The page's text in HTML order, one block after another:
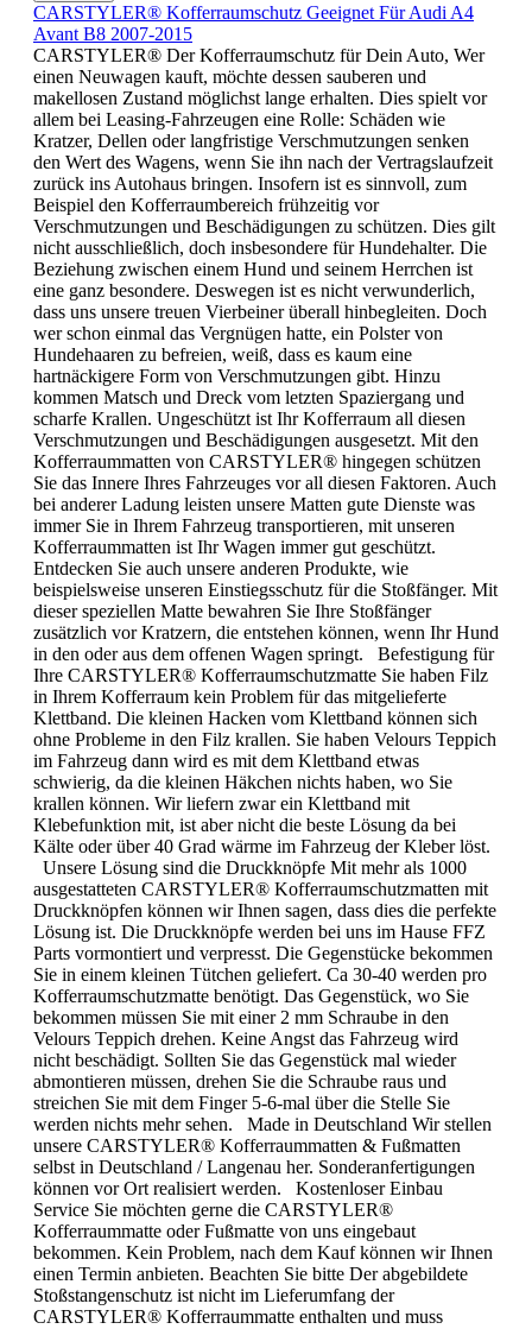
CARSTYLER® Kofferraumschutz Geeignet Für Audi A4
Avant B8 2007-2015
CARSTYLER® Der Kofferraumschutz für Dein Auto, Wer
einen Neuwagen kauft, möchte dessen sauberen und
makellosen Zustand möglichst lange erhalten. Dies spielt vor
allem bei Leasing-Fahrzeugen eine Rolle: Schäden wie
Kratzer, Dellen oder langfristige Verschmutzungen senken
den Wert des Wagens, wenn Sie ihn nach der Vertragslaufzeit
zurück ins Autohaus bringen. Insofern ist es sinnvoll, zum
Beispiel den Kofferraumbereich frühzeitig vor
Verschmutzungen und Beschädigungen zu schützen. Dies gilt
nicht ausschließlich, doch insbesondere für Hundehalter. Die
Beziehung zwischen einem Hund und seinem Herrchen ist
eine ganz besondere. Deswegen ist es nicht verwunderlich,
dass uns unsere treuen Vierbeiner überall hinbegleiten. Doch
wer schon einmal das Vergnügen hatte, ein Polster von
Hundehaaren zu befreien, weiß, dass es kaum eine
hartnäckigere Form von Verschmutzungen gibt. Hinzu
kommen Matsch und Dreck vom letzten Spaziergang und
scharfe Krallen. Ungeschützt ist Ihr Kofferraum all diesen
Verschmutzungen und Beschädigungen ausgesetzt. Mit den
Kofferraummatten von CARSTYLER® hingegen schützen
Sie das Innere Ihres Fahrzeuges vor all diesen Faktoren. Auch
bei anderer Ladung leisten unsere Matten gute Dienste was
immer Sie in Ihrem Fahrzeug transportieren, mit unseren
Kofferraummatten ist Ihr Wagen immer gut geschützt.
Entdecken Sie auch unsere anderen Produkte, wie
beispielsweise unseren Einstiegsschutz für die Stoßfänger. Mit
dieser speziellen Matte bewahren Sie Ihre Stoßfänger
zusätzlich vor Kratzern, die entstehen können, wenn Ihr Hund
in den oder aus dem offenen Wagen springt. Befestigung für
Ihre CARSTYLER® Kofferraumschutzmatte Sie haben Filz
in Ihrem Kofferraum kein Problem für das mitgelieferte
Klettband. Die kleinen Hacken vom Klettband können sich
ohne Probleme in den Filz krallen. Sie haben Velours Teppich
im Fahrzeug dann wird es mit dem Klettband etwas
schwierig, da die kleinen Häkchen nichts haben, wo Sie
krallen können. Wir liefern zwar ein Klettband mit
Klebefunktion mit, ist aber nicht die beste Lösung da bei
Kälte oder über 40 Grad wärme im Fahrzeug der Kleber löst.
Unsere Lösung sind die Druckknöpfe Mit mehr als 1000
ausgestatteten CARSTYLER® Kofferraumschutzmatten mit
Druckknöpfen können wir Ihnen sagen, dass dies die perfekte
Lösung ist. Die Druckknöpfe werden bei uns im Hause FFZ
Parts vormontiert und verpresst. Die Gegenstücke bekommen
Sie in einem kleinen Tütchen geliefert. Ca 30-40 werden pro
Kofferraumschutzmatte benötigt. Das Gegenstück, wo Sie
bekommen müssen Sie mit einer 2 mm Schraube in den
Velours Teppich drehen. Keine Angst das Fahrzeug wird
nicht beschädigt. Sollten Sie das Gegenstück mal wieder
abmontieren müssen, drehen Sie die Schraube raus und
streichen Sie mit dem Finger 5-6-mal über die Stelle Sie
werden nichts mehr sehen. Made in Deutschland Wir stellen
unsere CARSTYLER® Kofferraummatten & Fußmatten
selbst in Deutschland / Langenau her. Sonderanfertigungen
können vor Ort realisiert werden. Kostenloser Einbau
Service Sie möchten gerne die CARSTYLER®
Kofferraummatte oder Fußmatte von uns eingebaut
bekommen. Kein Problem, nach dem Kauf können wir Ihnen
einen Termin anbieten. Beachten Sie bitte Der abgebildete
Stoßstangenschutz ist nicht im Lieferumfang der
CARSTYLER® Kofferraummatte enthalten und muss